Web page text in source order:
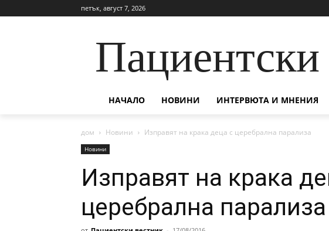
петък, август 7, 2026
Пациентски
НАЧАЛО НОВИНИ ИНТЕРВЮТА И МНЕНИЯ
дом Новини Изправят на крака деца с церебрална парализа
Новини
Изправят на крака
церебрална парализа